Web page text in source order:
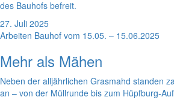
des Bauhofs befreit.
27. Juli 2025
Arbeiten Bauhof vom 15.05. – 15.06.2025
Mehr als Mähen
Neben der alljährlichen Grasmahd standen
an – von der Müllrunde bis zum Hüpfburg-